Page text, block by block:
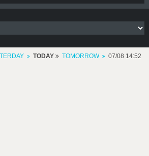
TODAY TOMORROW 07/08 14:52